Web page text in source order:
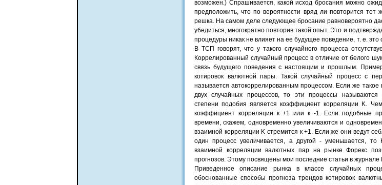
возможен.) Спрашивается, какой исход бросания можно
предположить, что по вероятности вряд ли повторится тот
решка. На самом деле следующее бросание равновероятно
убедиться, многократно повторив такой опыт. Это и
процедуры никак не влияет на ее будущее поведение, т. е.
В ТСП говорят, что у такого случайного процесса
Коррелированный случайный процесс в отличие от белого
связь будущего поведения с настоящим и прошлым.
котировок валютной пары. Такой случайный процесс с
называется автокоррелированным процессом. Если же
двух случайных процессов, то эти процессы
степени подобия является коэффициент корреляции K.
коэффициент корреляции к +1 или к -1. Если подобные
времени, скажем, одновременно увеличиваются и
взаимной корреляции K стремится к +1. Если же они ведут
один процесс увеличивается, а другой - уменьшается,
взаимной корреляции валютных пар на рынке Форекс
прогнозов. Этому посвящены мои последние статьи в журнале
Приведенное описание рынка в классе случайных
обоснованные способы прогноза трендов котировок